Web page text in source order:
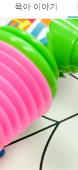
육아 이야기